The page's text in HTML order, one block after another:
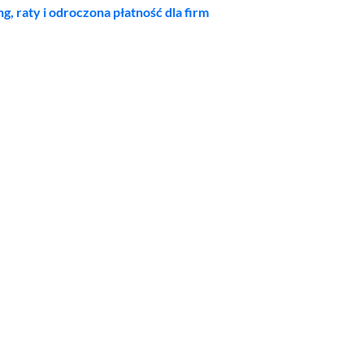
raty i odroczona płatność dla firm